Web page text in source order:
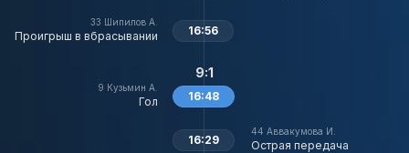
33 Шипилов А.
Проигрыш в вбрасывании 16:56
9 Кузьмин А.
Гол
9:1
16:48
44 Аввакумова И.
Острая передача
16:29